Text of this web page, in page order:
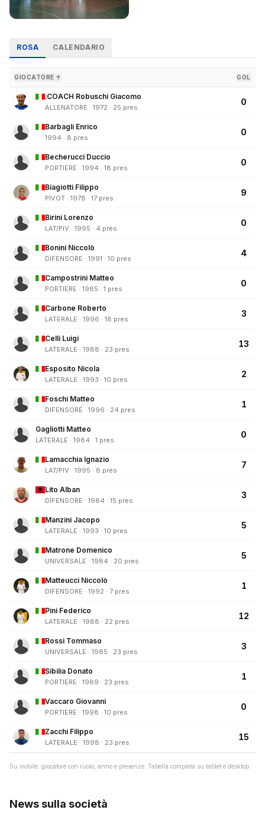
ROSA CALENDARIO
GIOCATORE ↑ GOL
.COACH Robuschi Giacomo
ALLENATORE · 1972 · 25 pres
0
Barbagli Enrico
1994 · 8 pres
0
Becherucci Duccio
PORTIERE · 1994 · 18 pres
0
Biagiotti Filippo
PIVOT · 1978 · 17 pres
9
Birini Lorenzo
LAT/PIV · 1995 · 4 pres
0
Bonini Niccolò
DIFENSORE · 1991 · 10 pres
4
Campostrini Matteo
PORTIERE · 1985 · 1 pres
0
Carbone Roberto
LATERALE · 1996 · 18 pres
3
Celli Luigi
LATERALE · 1988 · 23 pres
13
Esposito Nicola
LATERALE · 1993 · 10 pres
2
Foschi Matteo
DIFENSORE · 1996 · 24 pres
1
Gagliotti Matteo
LATERALE · 1984 · 1 pres
0
Lamacchia Ignazio
LAT/PIV · 1995 · 8 pres
7
Lito Alban
DIFENSORE · 1984 · 15 pres
3
Manzini Jacopo
LATERALE · 1993 · 10 pres
5
Matrone Domenico
UNIVERSALE · 1984 · 20 pres
5
Matteucci Niccolò
DIFENSORE · 1992 · 7 pres
1
Pini Federico
LATERALE · 1988 · 22 pres
12
Rossi Tommaso
UNIVERSALE · 1985 · 23 pres
3
Sibilia Donato
PORTIERE · 1989 · 23 pres
1
Vaccaro Giovanni
PORTIERE · 1998 · 10 pres
0
Zacchi Filippo
LATERALE · 1998 · 23 pres
15
Su mobile: giocatore con ruolo, anno e presenze. Tabella completa su tablet e desktop.
News sulla società